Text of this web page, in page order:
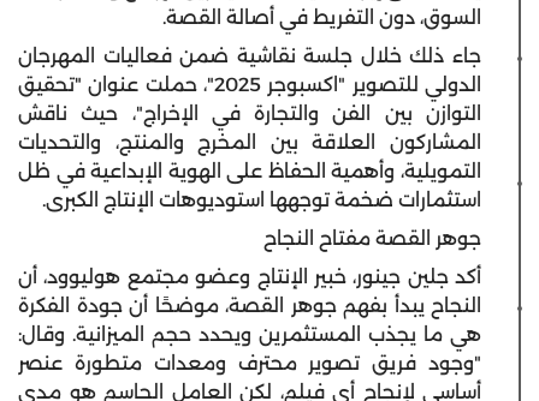
السوق، دون التفريط في أصالة القصة.
جاء ذلك خلال جلسة نقاشية ضمن فعاليات المهرجان
الدولي للتصوير "اكسبوجر 2025"، حملت عنوان "تحقيق
التوازن بين الفن والتجارة في الإخراج"، حيث ناقش
المشاركون العلاقة بين المخرج والمنتج، والتحديات
التمويلية، وأهمية الحفاظ على الهوية الإبداعية في ظل
استثمارات ضخمة توجهها استوديوهات الإنتاج الكبرى.
جوهر القصة مفتاح النجاح
أكد جلين جينور، خبير الإنتاج وعضو مجتمع هوليوود، أن
النجاح يبدأ بفهم جوهر القصة، موضحًا أن جودة الفكرة
هي ما يجذب المستثمرين ويحدد حجم الميزانية. وقال:
"وجود فريق تصوير محترف ومعدات متطورة عنصر
أساسي لإنجاح أي فيلم، لكن العامل الحاسم هو مدى